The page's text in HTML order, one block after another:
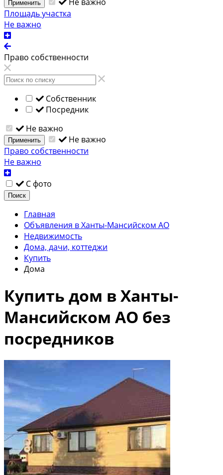
Применить
Площадь участка
Не важно
Право собственности
Собственник
Посредник
Не важно
Применить
Не важно
Право собственности
Не важно
С фото
Поиск
Главная
Объявления в Ханты-Мансийском АО
Недвижимость
Дома, дачи, коттеджи
Купить
Дома
Купить дом в Ханты-
Мансийском АО без
посредников